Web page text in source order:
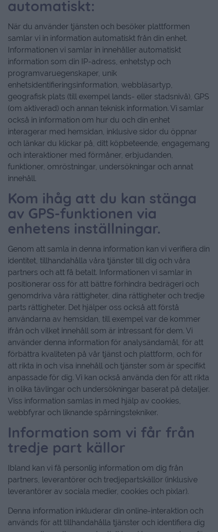
automatiskt:
När du använder tjänsten och besöker plattformen
samlar vi in ​​information automatiskt från din enhet.
Informationen vi samlar in innehåller automatiskt
information som din IP-adress, enhetstyp och
programvaruegenskaper, unik
enhetsidentifieringsinformation, webbläsartyp,
geografisk plats (till exempel lands- eller stadsnivå), GPS
(om aktiverad) och annan teknisk information. Vi samlar
också in information om hur du och din enhet
interagerar med hemsidan, inklusive sidor du öppnar
och länkar du klickar på, ditt köpbeteende, engagemang
och interaktioner med förmåner, erbjudanden,
funktioner, omröstningar, undersökningar och annat
innehåll.
Kom ihåg att du kan stänga
av GPS-funktionen via
enhetens inställningar.
Genom att samla in denna information kan vi verifiera din
identitet, tillhandahålla våra tjänster till dig och våra
partners och att få betalt. Informationen vi samlar in
positionerar oss för att bättre förhindra bedrägeri och
genomdriva våra rättigheter, dina rättigheter och tredje
parts rättigheter. Det hjälper oss också att förstå
användarna av hemsidan, till exempel var de kommer
ifrån och vilket innehåll som är intressant för dem. Vi
använder denna information för analysändamål, för att
förbättra kvaliteten på vår tjänst och plattform, och för
att rikta in och visa innehåll och tjänster som är specifikt
anpassade för dig. Vi kan också använda den för att rikta
in olika tävlingar och undersökningar baserat på detaljer.
Viss information samlas in med hjälp av cookies,
webbfyrar och liknande spårningstekniker.
Information som vi får från
tredje part källor
Ibland kan vi få personlig information om dig från
partners, leverantörer och tredjepartskällor (inklusive
leverantörer av sociala medier, cookies och pixlar).
Denna information inkluderar din online-interaktion och
används för att tillhandahålla tjänster och identifiera dig